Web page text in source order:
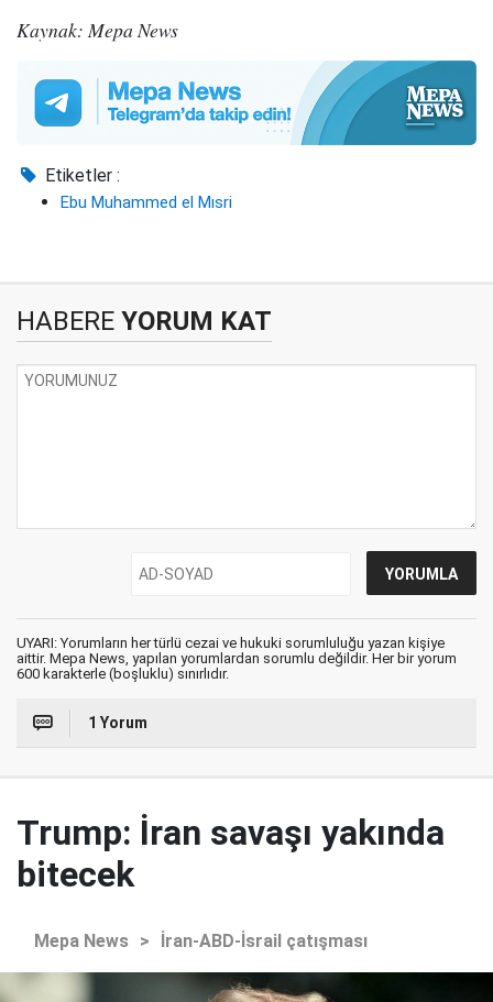
Kaynak: Mepa News
Etiketler :
Ebu Muhammed el Mısri
HABERE YORUM KAT
UYARI: Yorumların her türlü cezai ve hukuki sorumluluğu yazan kişiye
aittir. Mepa News, yapılan yorumlardan sorumlu değildir. Her bir yorum
600 karakterle (boşluklu) sınırlıdır.
1 Yorum
Trump: İran savaşı yakında
bitecek
Mepa News > İran-ABD-İsrail çatışması